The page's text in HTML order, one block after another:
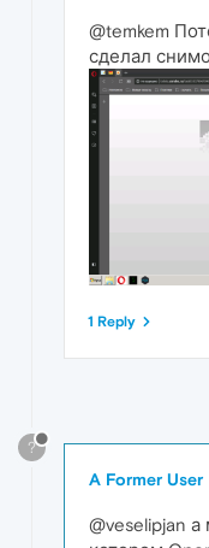
@temkem
сделал
1 Reply
?
A Former User
@veselipjan